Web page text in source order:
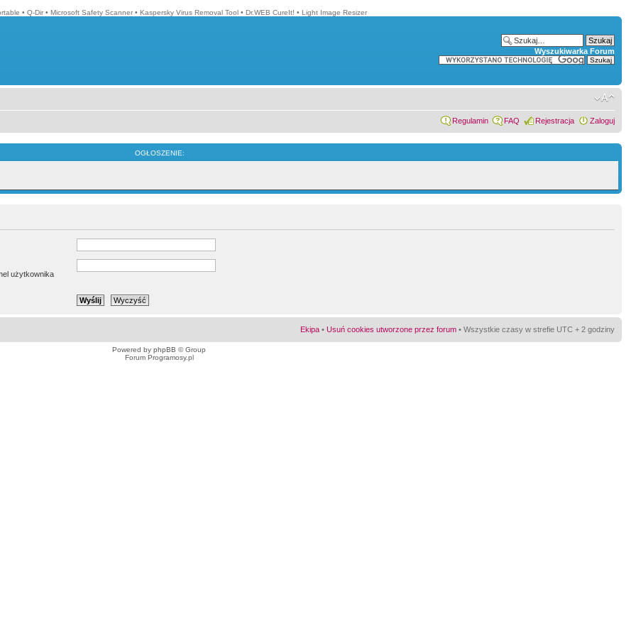
• Q-Dir • Microsoft Safety Scanner • Kaspersky Virus Removal Tool • Dr.WEB CureIt! • Light Image Resizer
Wyszukiwarka Forum
Regulamin FAQ Rejestracja Zaloguj
OGŁOSZENIE:
użytkownika
Ekipa • Usuń cookies utworzone przez forum • Wszystkie czasy w strefie UTC + 2 godziny
Powered by phpBB © Group
Forum Programosy.pl